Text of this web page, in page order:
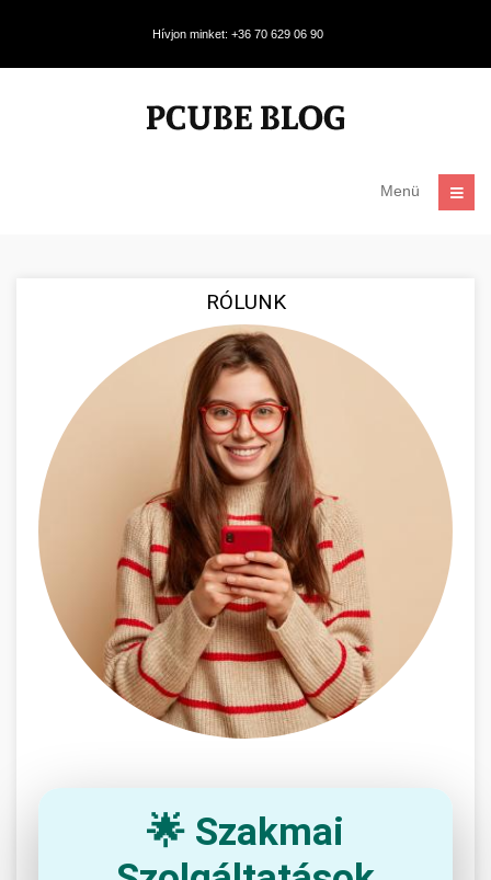
Hívjon minket: +36 70 629 06 90
Menü
RÓLUNK
🌟 Szakmai